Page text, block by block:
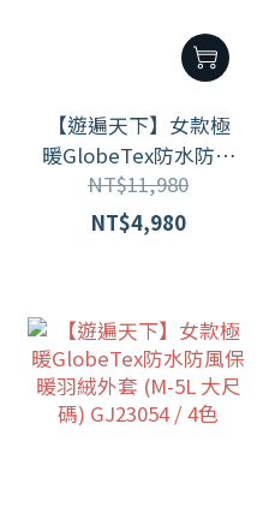
【遊遍天下】女款極
暖GlobeTex防水防風
保暖羽絨外套 (M-5L
大尺碼) GJ23054 / 4色
NT$11,980
NT$4,980